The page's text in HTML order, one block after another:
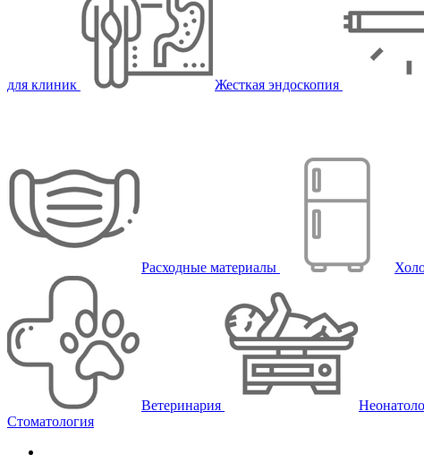
для клиник Жесткая эндоскопия
Расходные материалы
Ветеринария
Стоматология